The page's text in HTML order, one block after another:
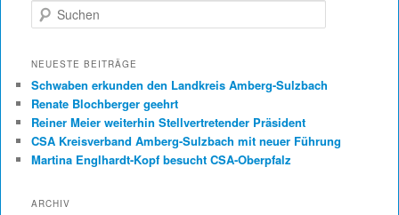
Suchen
NEUESTE BEITRÄGE
Schwaben erkunden den Landkreis Amberg-Sulzbach
Renate Blochberger geehrt
Reiner Meier weiterhin Stellvertretender Präsident
CSA Kreisverband Amberg-Sulzbach mit neuer Führung
Martina Englhardt-Kopf besucht CSA-Oberpfalz
ARCHIV